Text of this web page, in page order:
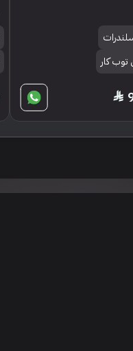
توب كار